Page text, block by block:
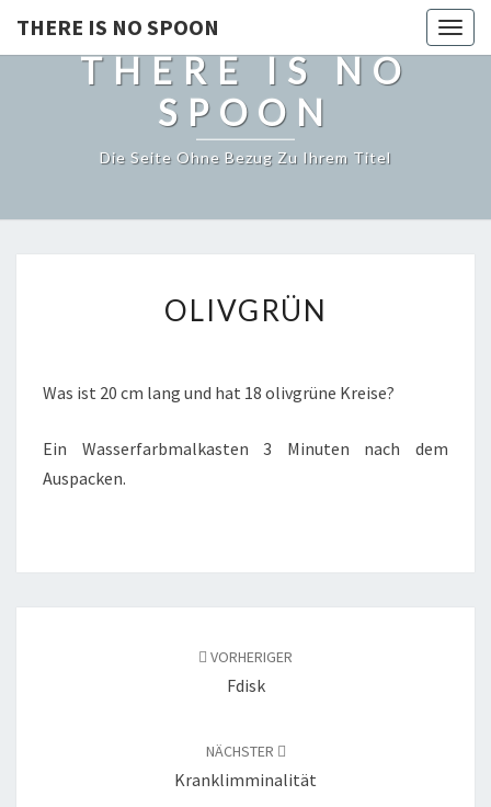
THERE IS NO SPOON
THERE IS NO
SPOON
Die Seite Ohne Bezug Zu Ihrem Titel
OLIVGRÜN
Was ist 20 cm lang und hat 18 olivgrüne Kreise?
Ein Wasserfarbmalkasten 3 Minuten nach dem
Auspacken.
VORHERIGER
Fdisk
NÄCHSTER
Kranklimminalität